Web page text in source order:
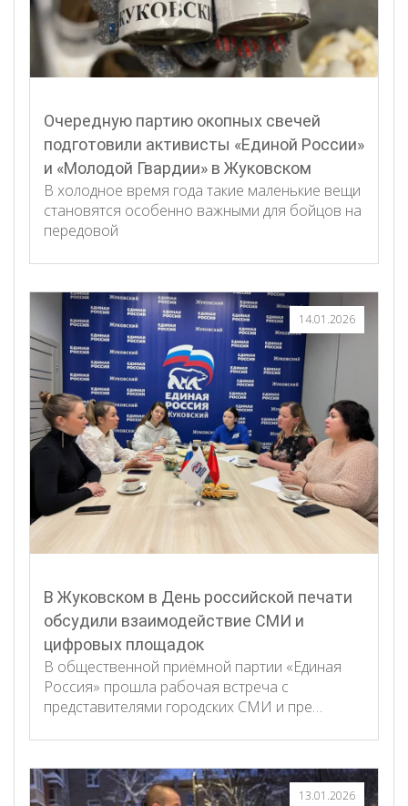
Очередную партию окопных свечей
подготовили активисты «Единой России»
и «Молодой Гвардии» в Жуковском
В холодное время года такие маленькие вещи
становятся особенно важными для бойцов на
передовой
14.01.2026
В Жуковском в День российской печати
обсудили взаимодействие СМИ и
цифровых площадок
В общественной приёмной партии «Единая
Россия» прошла рабочая встреча с
представителями городских СМИ и пре…
13.01.2026